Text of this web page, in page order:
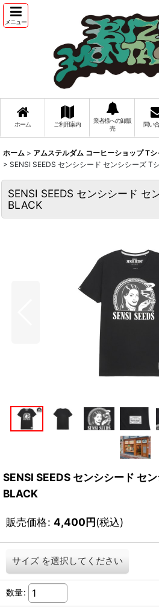
メニュー
ホーム ご利用案内
業者様への卸販
売
問い
ホーム > アムステルダム コーヒーショップ T
> SENSI SEEDS センシシード センシシーズ T
SENSI SEEDS センシシード セ
BLACK
SENSI SEEDS センシシード セ
BLACK
販売価格: 4,400円(税込)
サイズ を選択してください
数量: